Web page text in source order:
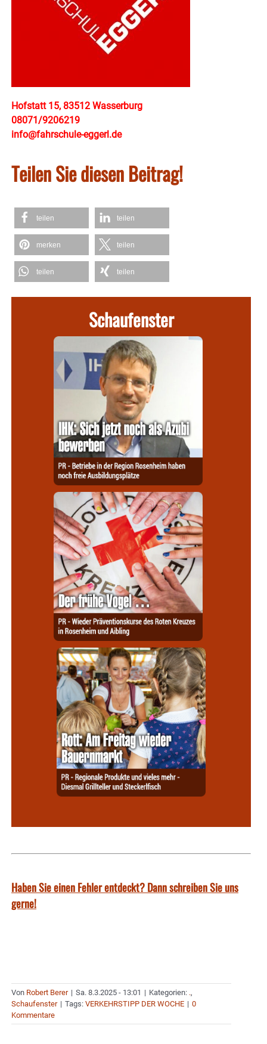
Hofstatt 15, 83512 Wasserburg
08071/9206219
info@fahrschule-eggerl.de
Teilen Sie diesen Beitrag!
teilen teilen
merken teilen
teilen teilen
Schaufenster
Haben Sie einen Fehler entdeckt? Dann schreiben Sie uns
gerne!
Von Robert Berer | Sa. 8.3.2025 - 13:01 | Kategorien: .,
Schaufenster | Tags: VERKEHRSTIPP DER WOCHE | 0
Kommentare